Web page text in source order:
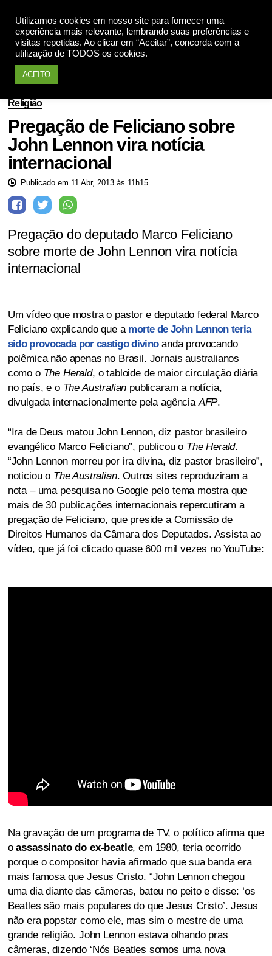
Utilizamos cookies em nosso site para fornecer uma
experiência mais relevante, lembrando suas preferências e
visitas repetidas. Ao clicar em “Aceitar”, concorda com a
utilização de TODOS os cookies.
ACEITO
Religião
Pregação de Feliciano sobre
John Lennon vira notícia
internacional
Publicado em 11 Abr, 2013 às 11h15
Pregação do deputado Marco Feliciano
sobre morte de John Lennon vira notícia
internacional
Um vídeo que mostra o pastor e deputado federal Marco
Feliciano explicando que a morte de John Lennon teria
sido provocada por castigo divinoanda provocando
polêmica não apenas no Brasil. Jornais australianos
como o The Herald, o tabloide de maior circulação diária
no país, e o The Australian publicaram a notícia,
divulgada internacionalmente pela agênciaAFP.
“Ira de Deus matou John Lennon, diz pastor brasileiro
evangélico Marco Feliciano”, publicou o The Herald.
“John Lennon morreu por ira divina, diz pastor brasileiro”,
noticiou o The Australian. Outros sites reproduziram a
nota – uma pesquisa no Google pelo tema mostra que
mais de 30 publicações internacionais repercutiram a
pregação de Feliciano, que preside a Comissão de
Direitos Humanos da Câmara dos Deputados. Assista ao
vídeo, que já foi clicado quase 600 mil vezes no YouTube:
Na gravação de um programa de TV, o político afirma que
oassassinato do ex-beatle, em 1980, teria ocorrido
porque o compositor havia afirmado que sua banda era
mais famosa que Jesus Cristo. “John Lennon chegou
uma dia diante das câmeras, bateu no peito e disse: ‘os
Beatles são mais populares do que Jesus Cristo’. Jesus
não era popstar como ele, mas sim o mestre de uma
grande religião. John Lennon estava olhando pras
câmeras, dizendo ‘Nós Beatles somos uma nova